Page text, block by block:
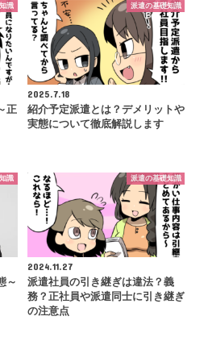
識
正
派遣の基礎知識
2025.7.18
紹介予定派遣とは？デメリットや
実態について徹底解説します
識
～
派遣の基礎知識
2024.11.27
派遣社員の引き継ぎは違法？義
務？正社員や派遣同士に引き継ぎ
の注意点